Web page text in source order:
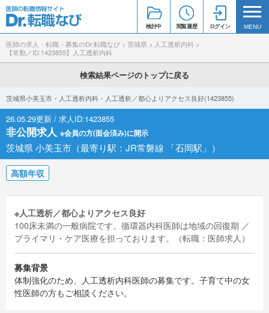
検討中 閲覧履歴 ログイン MENU
医師の求人・転職・募集のDr.転職なび > 茨城県 > 人工透析内科 >
【常勤／ID:1423855】人工透析内科
検索結果ページのトップに戻る
茨城県小美玉市・人工透析内科・人工透析／都心よりアクセス良好(1423855)
26.05.29更新 / 求人ID:1423855
非公開求人 ※会員の方(面会済み)に開示
茨城県 小美玉市（最寄り駅：JR常磐線 「石岡駅」）
高額年収
※人工透析／都心よりアクセス良好
100床未満の一般病院です。循環器内科医師は地域の回復期 ／
プライマリ・ケア医療を担っております。（転職：医師求人）
募集背景
体制強化のため、人工透析内科医師の募集です。子育て中の女
性医師の方もご相談ください。